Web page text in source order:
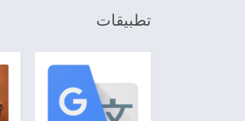
تطبيقات